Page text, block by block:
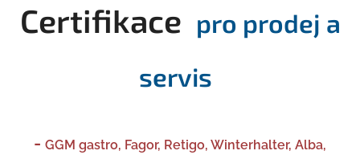
Certifikace pro prodej a
servis
- GGM gastro, Fagor, Retigo, Winterhalter, Alba,